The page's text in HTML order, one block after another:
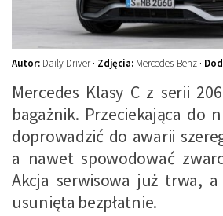
Autor: Daily Driver · Zdjęcia: Mercedes-Benz ·
Mercedes Klasy C z serii
bagażnik. Przeciekająca do
doprowadzić do awarii
a nawet spowodować
Akcja serwisowa już trwa,
usunięta bezpłatnie.